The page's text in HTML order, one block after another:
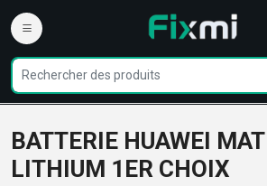
BATTERIE HUAWEI
LITHIUM 1ER CHOIX